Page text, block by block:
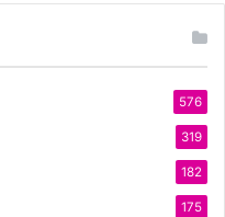
576
319
182
175